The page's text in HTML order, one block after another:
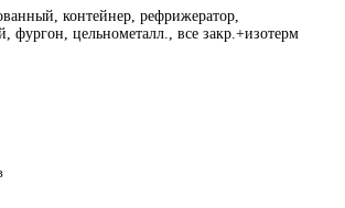
контейнер, рефрижератор,
фургон, цельнометалл., все закр.+изотерм